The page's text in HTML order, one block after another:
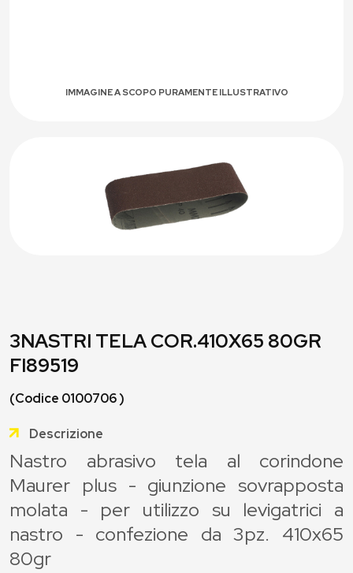
IMMAGINE A SCOPO PURAMENTE ILLUSTRATIVO
3NASTRI TELA COR.410X65 80GR
FI89519
(Codice 0100706 )
Descrizione
Nastro abrasivo tela al corindone
Maurer plus - giunzione sovrapposta
molata - per utilizzo su levigatrici a
nastro - confezione da 3pz. 410x65
80gr